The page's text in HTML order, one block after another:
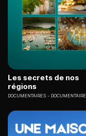
Les secrets de nos
régions
DOCUMENTAIRES DOCUMENTAIRE